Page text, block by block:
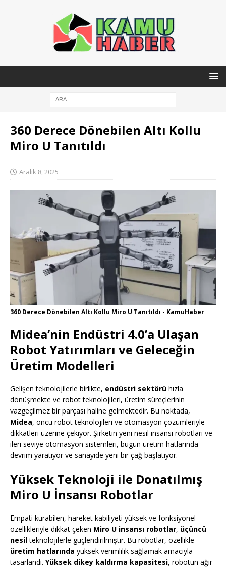
360 Derece Dönebilen Altı Kollu
Miro U Tanıtıldı
Aralık 8, 2025
360 Derece Dönebilen Altı Kollu Miro U Tanıtıldı - KamuHaber
Midea’nin Endüstri 4.0’a Ulaşan
Robot Yatırımları ve Geleceğin
Üretim Modelleri
Gelişen teknolojilerle birlikte, endüstri sektörü hızla
dönüşmekte ve robot teknolojileri, üretim süreçlerinin
vazgeçilmez bir parçası haline gelmektedir. Bu noktada,
Midea, öncü robot teknolojileri ve otomasyon çözümleriyle
dikkatleri üzerine çekiyor. Şirketin yeni nesil insansı robotları ve
ileri seviye otomasyon sistemleri, bugün üretim hatlarında
devrim yaratıyor ve sanayide yeni bir çağ başlatıyor.
Yüksek Teknoloji ile Donatılmış
Miro U İnsansı Robotlar
Empati kurabilen, hareket kabiliyeti yüksek ve fonksiyonel
özellikleriyle dikkat çeken Miro U insansı robotlar, üçüncü
nesilteknolojilerle güçlendirilmiştir. Bu robotlar, özellikle
üretim hatlarında yüksek verimlilik sağlamak amacıyla
tasarlandı. Yüksek dikey kaldırma kapasitesi, robotun ağır